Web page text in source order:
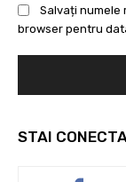
Salvați numele
browser pentru
STAI